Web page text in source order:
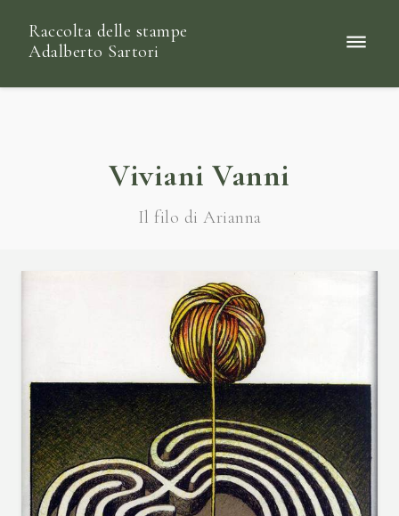
Raccolta delle stampe
Adalberto Sartori
Viviani Vanni
Il filo di Arianna